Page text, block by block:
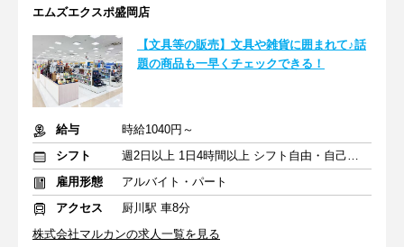
エムズエクスポ盛岡店
【文具等の販売】文具や雑貨に囲まれて♪話
題の商品も一早くチェックできる！
給与
時給1040円～
シフト
週2日以上 1日4時間以上 シフト自由・自己申告
雇用形態
アルバイト・パート
アクセス
厨川駅 車8分
株式会社マルカンの求人一覧を見る